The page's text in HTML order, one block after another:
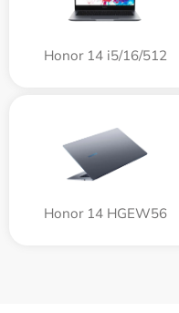
Honor 14 i5/16/512
Honor 14 HGEW56